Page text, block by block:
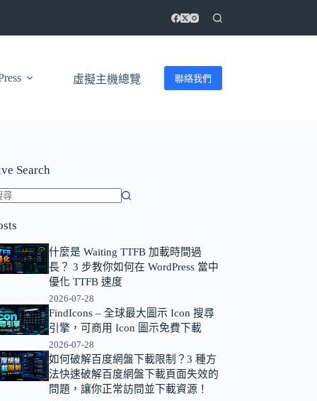
虛擬主機總覽 聯絡我們
Search
什麼是 Waiting TTFB 加載時間過
長？ 3 步教你如何在 WordPress 當中
優化 TTFB 速度
2026-07-28
FindIcons – 全球最大圖示 Icon 搜尋
引擎，可商用 Icon 圖示免費下載
2026-07-28
如何破解百度網盤下載限制？3 種方
法快速破解百度網盤下載頁面失效的
問題，讓你正常訪問並下載資源！